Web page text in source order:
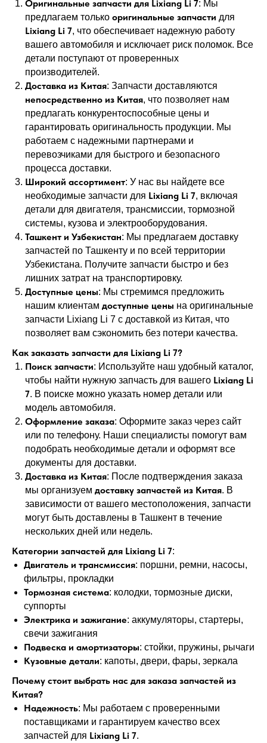
Оригинальные запчасти для Lixiang Li 7: Мы
предлагаем только оригинальные запчасти для
Lixiang Li 7, что обеспечивает надежную работу
вашего автомобиля и исключает риск поломок. Все
детали поступают от проверенных
производителей.
Доставка из Китая: Запчасти доставляются
непосредственно из Китая, что позволяет нам
предлагать конкурентоспособные цены и
гарантировать оригинальность продукции. Мы
работаем с надежными партнерами и
перевозчиками для быстрого и безопасного
процесса доставки.
Широкий ассортимент: У нас вы найдете все
необходимые запчасти для Lixiang Li 7, включая
детали для двигателя, трансмиссии, тормозной
системы, кузова и электрооборудования.
Ташкент и Узбекистан: Мы предлагаем доставку
запчастей по Ташкенту и по всей территории
Узбекистана. Получите запчасти быстро и без
лишних затрат на транспортировку.
Доступные цены: Мы стремимся предложить
нашим клиентам доступные цены на оригинальные
запчасти Lixiang Li 7 с доставкой из Китая, что
позволяет вам сэкономить без потери качества.
Как заказать запчасти для Lixiang Li 7?
Поиск запчасти: Используйте наш удобный каталог,
чтобы найти нужную запчасть для вашего Lixiang Li
7. В поиске можно указать номер детали или
модель автомобиля.
Оформление заказа: Оформите заказ через сайт
или по телефону. Наши специалисты помогут вам
подобрать необходимые детали и оформят все
документы для доставки.
Доставка из Китая: После подтверждения заказа
мы организуем доставку запчастей из Китая. В
зависимости от вашего местоположения, запчасти
могут быть доставлены в Ташкент в течение
нескольких дней или недель.
Категории запчастей для Lixiang Li 7:
Двигатель и трансмиссия: поршни, ремни, насосы,
фильтры, прокладки
Тормозная система: колодки, тормозные диски,
суппорты
Электрика и зажигание: аккумуляторы, стартеры,
свечи зажигания
Подвеска и амортизаторы: стойки, пружины, рычаги
Кузовные детали: капоты, двери, фары, зеркала
Почему стоит выбрать нас для заказа запчастей из
Китая?
Надежность: Мы работаем с проверенными
поставщиками и гарантируем качество всех
запчастей для Lixiang Li 7.